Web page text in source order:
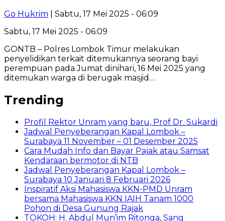
Go Hukrim | Sabtu, 17 Mei 2025 - 06:09
Sabtu, 17 Mei 2025 - 06:09
GONTB – Polres Lombok Timur melakukan
penyelidikan terkait ditemukannya seorang bayi
perempuan pada Jumat dinihari, 16 Mei 2025 yang
ditemukan warga di berugak masjid…
Trending
Profil Rektor Unram yang baru, Prof Dr. Sukardi
Jadwal Penyeberangan Kapal Lombok –
Surabaya 11 November – 01 Desember 2025
Cara Mudah Info dan Bayar Pajak atau Samsat
Kendaraan bermotor di NTB
Jadwal Penyeberangan Kapal Lombok –
Surabaya 10 Januari 8 Februari 2026
Inspiratif Aksi Mahasiswa KKN-PMD Unram
bersama Mahasiswa KKN IAIH Tanam 1000
Pohon di Desa Gunung Rajak
TOKOH: H. Abdul Mun’im Ritonga, Sang